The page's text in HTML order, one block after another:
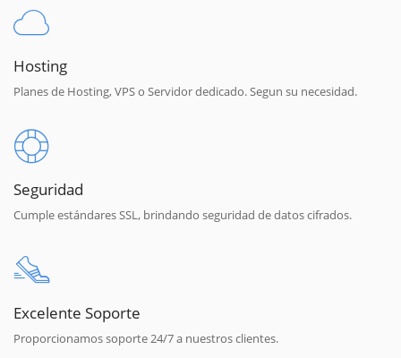
Hosting
Planes de Hosting, VPS o Servidor dedicado. Segun su necesidad.
Seguridad
Cumple estándares SSL, brindando seguridad de datos cifrados.
Excelente Soporte
Proporcionamos soporte 24/7 a nuestros clientes.